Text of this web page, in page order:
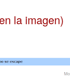
la imagen)